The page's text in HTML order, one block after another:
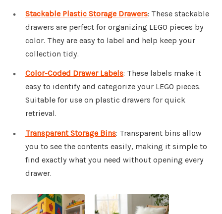
Stackable Plastic Storage Drawers: These stackable
drawers are perfect for organizing LEGO pieces by
color. They are easy to label and help keep your
collection tidy.
Color-Coded Drawer Labels: These labels make it
easy to identify and categorize your LEGO pieces.
Suitable for use on plastic drawers for quick
retrieval.
Transparent Storage Bins: Transparent bins allow
you to see the contents easily, making it simple to
find exactly what you need without opening every
drawer.